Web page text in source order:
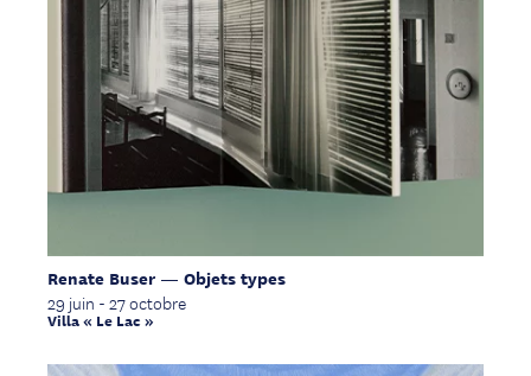
Renate Buser — Objets types
29 juin - 27 octobre
Villa « Le Lac »